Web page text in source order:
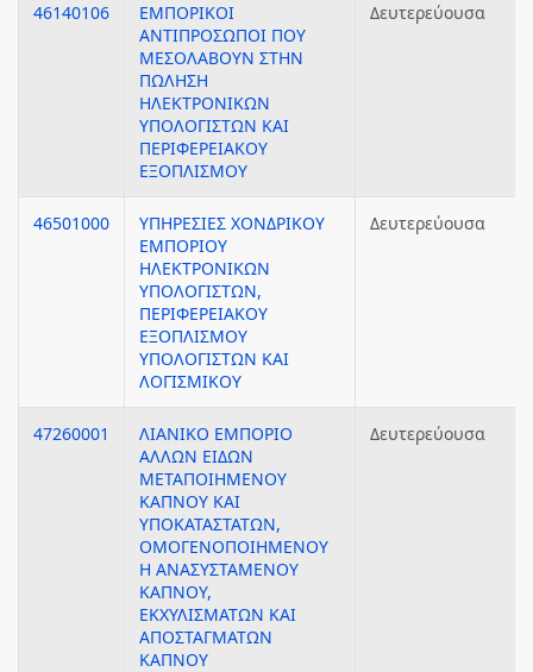
46140106
ΕΜΠΟΡΙΚΟΙ
ΑΝΤΙΠΡΟΣΩΠΟΙ ΠΟΥ
ΜΕΣΟΛΑΒΟΥΝ ΣΤΗΝ
ΠΩΛΗΣΗ
ΗΛΕΚΤΡΟΝΙΚΩΝ
ΥΠΟΛΟΓΙΣΤΩΝ ΚΑΙ
ΠΕΡΙΦΕΡΕΙΑΚΟΥ
ΕΞΟΠΛΙΣΜΟΥ
Δευτερεύουσα
46501000
ΥΠΗΡΕΣΙΕΣ ΧΟΝΔΡΙΚΟΥ
ΕΜΠΟΡΙΟΥ
ΗΛΕΚΤΡΟΝΙΚΩΝ
ΥΠΟΛΟΓΙΣΤΩΝ,
ΠΕΡΙΦΕΡΕΙΑΚΟΥ
ΕΞΟΠΛΙΣΜΟΥ
ΥΠΟΛΟΓΙΣΤΩΝ ΚΑΙ
ΛΟΓΙΣΜΙΚΟΥ
Δευτερεύουσα
47260001
ΛΙΑΝΙΚΟ ΕΜΠΟΡΙΟ
ΑΛΛΩΝ ΕΙΔΩΝ
ΜΕΤΑΠΟΙΗΜΕΝΟΥ
ΚΑΠΝΟΥ ΚΑΙ
ΥΠΟΚΑΤΑΣΤΑΤΩΝ,
ΟΜΟΓΕΝΟΠΟΙΗΜΕΝΟΥ
Η ΑΝΑΣΥΣΤΑΜΕΝΟΥ
ΚΑΠΝΟΥ,
ΕΚΧΥΛΙΣΜΑΤΩΝ ΚΑΙ
ΑΠΟΣΤΑΓΜΑΤΩΝ
ΚΑΠΝΟΥ
Δευτερεύουσα